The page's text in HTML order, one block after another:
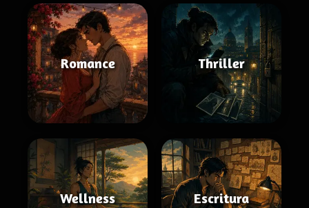
Romance Thriller
Wellness Escritura